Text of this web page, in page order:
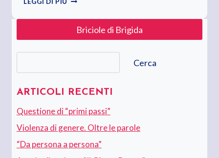
LEGGI DI PIÙ
DELLA
“BARESITÀ”
Briciole di Brigida
Cerca
ARTICOLI RECENTI
Questione di “primi passi”
Violenza di genere. Oltre le parole
“Da persona a persona”